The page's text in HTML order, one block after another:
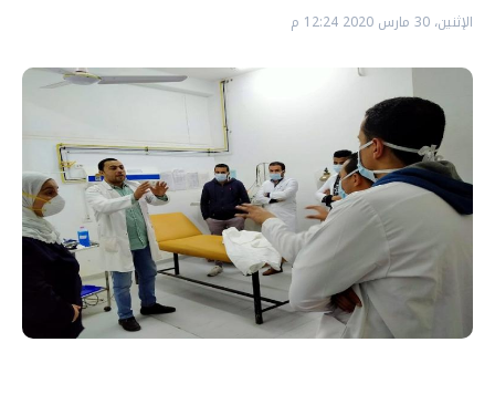
الإثنين، 30 مارس 2020 12:24 م